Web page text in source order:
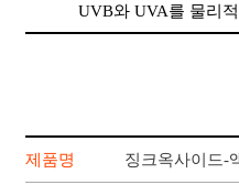
UVB와 UVA를 물리
제품명 징크옥사이드-